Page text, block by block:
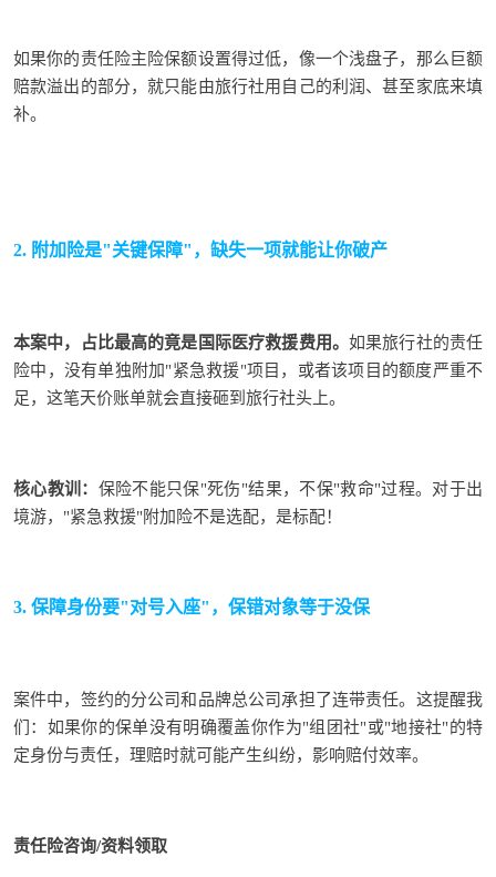
如果你的责任险主险保额设置得过低，像一个浅盘子，那么巨额
赔款溢出的部分，就只能由旅行社用自己的利润、甚至家底来填
补。
2. 附加险是"关键保障"，缺失一项就能让你破产
本案中，占比最高的竟是国际医疗救援费用。 如果旅行社的责任
险中，没有单独附加"紧急救援"项目，或者该项目的额度严重不
足，这笔天价账单就会直接砸到旅行社头上。
核心教训： 保险不能只保"死伤"结果，不保"救命"过程。对于出
境游， "紧急救援"附加险不是选配，是标配！
3. 保障身份要"对号入座"，保错对象等于没保
案件中，签约的分公司和品牌总公司承担了连带责任。这提醒我
们：如果你的保单没有明确覆盖你作为"组团社"或"地接社"的特
定身份与责任，理赔时就可能产生纠纷，影响赔付效率。
责任险咨询/资料领取